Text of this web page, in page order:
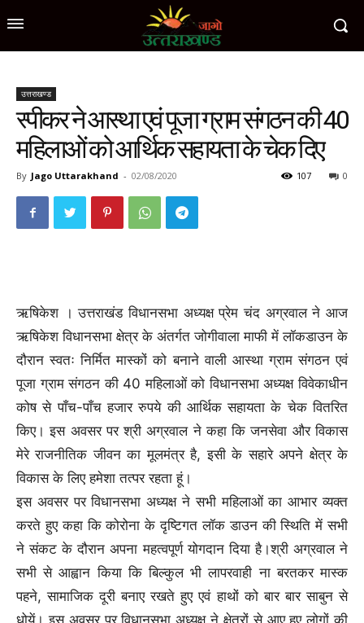
उत्तराखण्ड
स्पीकर ने आस्था एवं पूजा ग्राम संगठन की 40
महिलाओं को आर्थिक सहायता के चेक दिए
By Jago Uttarakhand - 02/08/2020 0
107
ऋषिकेश । उत्तराखंड विधानसभा अध्यक्ष प्रेम चंद अग्रवाल ने आज
ऋषिकेश विधानसभा क्षेत्र के अंतर्गत जोगीवाला माफी में लॉकडाउन के
दौरान स्वतः निर्मित मास्कों को बनाने वाली आस्था ग्राम संगठन एवं
पूजा ग्राम संगठन की 40 महिलाओं को विधानसभा अध्यक्ष विवेकाधीन
कोष से पाँच-पाँच हजार रुपये की आर्थिक सहायता के चेक वितरित
किए। इस अवसर पर श्री अग्रवाल ने कहा कि जनसेवा और विकास
मेरे राजनीतिक जीवन का मूलमंत्र है, इसी के सहारे अपने क्षेत्र के
विकास के लिए हमेशा तत्पर रहता हूं।
इस अवसर पर विधानसभा अध्यक्ष ने सभी महिलाओं का आभार व्यक्त
करते हुए कहा कि कोरोना के दृष्टिगत लॉक डाउन की स्थिति में सभी
ने संकट के दौरान अपना महत्वपूर्ण योगदान दिया है।श्री अग्रवाल ने
सभी से आह्वान किया कि बिल्कुल भी लापरवाही ना बरतकर मास्क
पहने, सामाजिक दूरी बनाए रखते हुए एवं हाथों को बार बार साबुन से
धोयें। इस अवसर पर विधानसभा अध्यक्ष ने क्षेत्रों से आए हुए लोगों की